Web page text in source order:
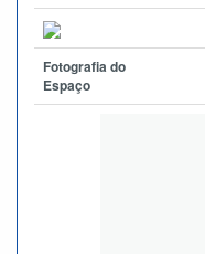
Fotografia do
Espaço